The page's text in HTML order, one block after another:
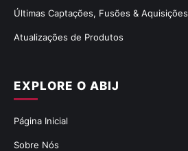
EXPLORE O ABIJ
Página Inicial
Sobre Nós
Últimas Captações, Fusões & Aquisições
Atualizações de Produtos